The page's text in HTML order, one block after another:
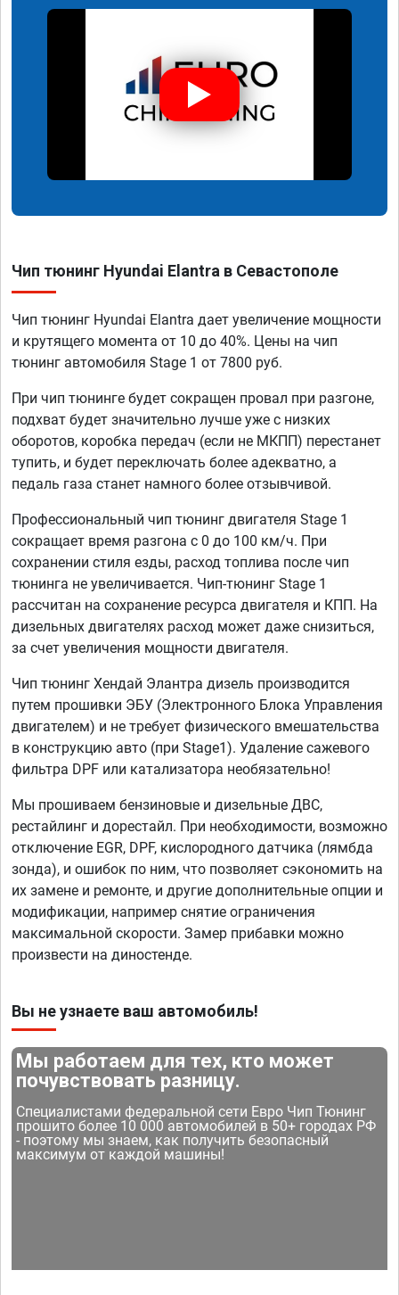
Чип тюнинг Hyundai Elantra в Севастополе
Чип тюнинг Hyundai Elantra дает увеличение мощности
и крутящего момента от 10 до 40%. Цены на чип
тюнинг автомобиля Stage 1 от 7800 руб.
При чип тюнинге будет сокращен провал при разгоне,
подхват будет значительно лучше уже с низких
оборотов, коробка передач (если не МКПП) перестанет
тупить, и будет переключать более адекватно, а
педаль газа станет намного более отзывчивой.
Профессиональный чип тюнинг двигателя Stage 1
сокращает время разгона с 0 до 100 км/ч. При
сохранении стиля езды, расход топлива после чип
тюнинга не увеличивается. Чип-тюнинг Stage 1
рассчитан на сохранение ресурса двигателя и КПП. На
дизельных двигателях расход может даже снизиться,
за счет увеличения мощности двигателя.
Чип тюнинг Хендай Элантра дизель производится
путем прошивки ЭБУ (Электронного Блока Управления
двигателем) и не требует физического вмешательства
в конструкцию авто (при Stage1). Удаление сажевого
фильтра DPF или катализатора необязательно!
Мы прошиваем бензиновые и дизельные ДВС,
рестайлинг и дорестайл. При необходимости, возможно
отключение EGR, DPF, кислородного датчика (лямбда
зонда), и ошибок по ним, что позволяет сэкономить на
их замене и ремонте, и другие дополнительные опции и
модификации, например снятие ограничения
максимальной скорости. Замер прибавки можно
произвести на диностенде.
Вы не узнаете ваш автомобиль!
Мы работаем для тех, кто может
почувствовать разницу.
Специалистами федеральной сети Евро Чип Тюнинг
прошито более 10 000 автомобилей в 50+ городах РФ
- поэтому мы знаем, как получить безопасный
максимум от каждой машины!